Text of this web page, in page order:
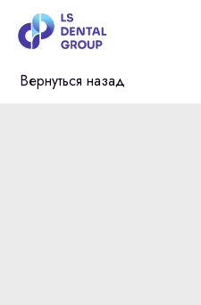
Вернуться назад